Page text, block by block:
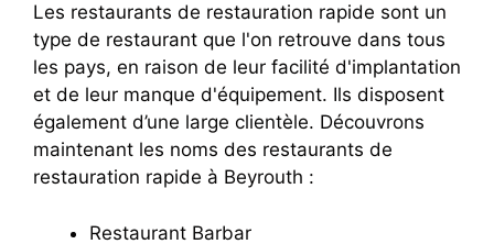
Les restaurants de restauration rapide sont un
type de restaurant que l'on retrouve dans tous
les pays, en raison de leur facilité d'implantation
et de leur manque d'équipement. Ils disposent
également d’une large clientèle. Découvrons
maintenant les noms des restaurants de
restauration rapide à Beyrouth :
Restaurant Barbar